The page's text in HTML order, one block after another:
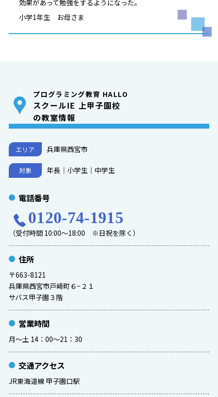
効果があって勉強をするようになった。
小学1年生 お母さま
プログラミング教育 HALLO
スクールIE 上甲子園校
の教室情報
エリア 兵庫県西宮市
対象 年長｜小学生｜中学生
電話番号
0120-74-1915
（受付時間 10:00～18:00 ※日祝を除く）
住所
〒663-8121
兵庫県西宮市戸崎町６−２１
サバス甲子園３階
営業時間
月〜土 14：00～21：30
交通アクセス
JR東海道線 甲子園口駅